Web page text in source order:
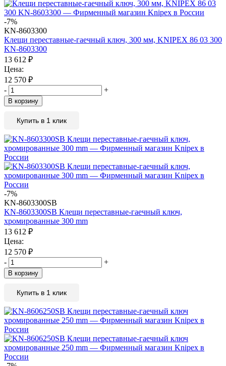
-7%
KN-8603300
Клещи переставные-гаечный ключ, 300 мм, KNIPEX 86 03 300
KN-8603300
13 612 ₽
Цена:
12 570 ₽
-
+
В корзину
Купить в 1 клик
-7%
KN-8603300SB
KN-8603300SB Клещи переставные-гаечный ключ,
хромированные 300 mm
13 612 ₽
Цена:
12 570 ₽
-
+
В корзину
Купить в 1 клик